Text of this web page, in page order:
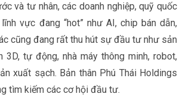
và tư nhân, các doanh nghiệp, quỹ quốc
vực đang “hot” như AI, chip bán dẫn,
cũng đang rất thu hút sự đầu tư như sản
3D, tự động, nhà máy thông minh, robot,
xuất sạch. Bản thân Phú Thái Holdings
tìm kiếm các cơ hội đầu tư.